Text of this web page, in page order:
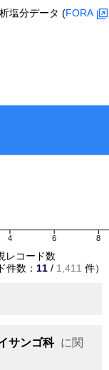
塩分データ (FORA
4 6 8
レコード数
件数： 11 / 1,411 件）
サンゴ科 に関